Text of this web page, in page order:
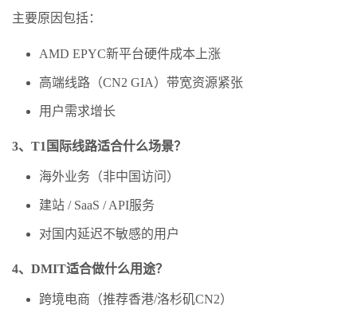
主要原因包括：
AMD EPYC新平台硬件成本上涨
高端线路（CN2 GIA）带宽资源紧张
用户需求增长
3、T1国际线路适合什么场景？
海外业务（非中国访问）
建站 / SaaS / API服务
对国内延迟不敏感的用户
4、DMIT适合做什么用途？
跨境电商（推荐香港/洛杉矶CN2）